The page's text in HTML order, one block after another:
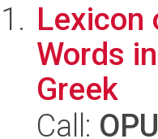
Lexicon
Words
Greek
Call: